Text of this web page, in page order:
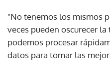
"No tenemos los mismos
veces pueden oscurecer
podemos procesar
datos para tomar las